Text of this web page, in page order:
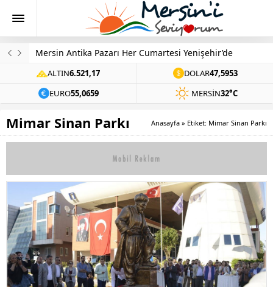
Mersin Antika Pazarı Her Cumartesi Yenişehir’de
ALTIN6.521,17 DOLAR47,5953
EURO55,0659 MERSIN32°C
Mimar Sinan Parkı Anasayfa » Etiket: Mimar Sinan Parkı